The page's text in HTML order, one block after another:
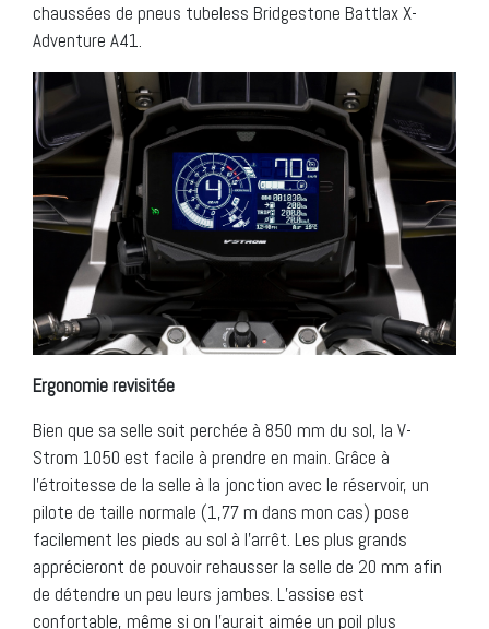
chaussées de pneus tubeless Bridgestone Battlax X-
Adventure A41.
Ergonomie revisitée
Bien que sa selle soit perchée à 850 mm du sol, la V-
Strom 1050 est facile à prendre en main. Grâce à
l’étroitesse de la selle à la jonction avec le réservoir, un
pilote de taille normale (1,77 m dans mon cas) pose
facilement les pieds au sol à l’arrêt. Les plus grands
apprécieront de pouvoir rehausser la selle de 20 mm afin
de détendre un peu leurs jambes. L’assise est
confortable, même si on l’aurait aimée un poil plus